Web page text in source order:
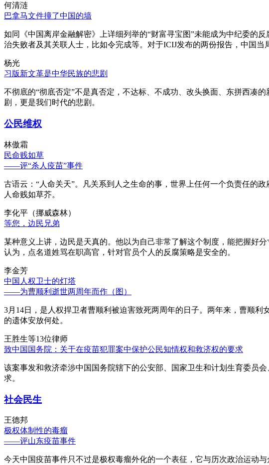
何清涟
巴拿马文件撞了中国的墙
如同《中国离岸金融解密》上详细列举的“财富寻宝图”未能成为中纪委的
治失败者及其关联人士，比如令完成等。对于ICIJ发布的两份报告，中国当
杨光
习版新文革是中华民族的悲剧
不彻底的“彻底否定”不是真否定，不达标、不成功、改头换面、东拼西凑
剧，更是我们时代的悲剧。
公民维权
林傲霜
民命贱如草
——评“杀人疫苗”事件
古语云：“人命关天”。凡关系到人之生命的事，世界上任何一个负责任的
人命贱如草芥。
李化平（挪威森林）
等您，边民兄弟
某种意义上讲，边民是天真的。他以为自己非常了解这个制度，能把握好
认为，点名道姓骂在职高官，针对官员个人的反腐策略是安全的。
李金芳
中国人权卫士的灯塔
——为曹顺利逝世两周年而作（图）
3月14日，是人权捍卫者曹顺利被迫害致死两周年的日子。两年来，曹顺
的遗体安放何处。
王胜生等13位律师
致中国国务院：关于在疫苗犯罪案中保护公民知情权和救济权的要求
该案事发和救济牵涉中国国务院辖下的公安部、国家卫生和计划生育委员
求。
社会民生
王德邦
极权体制性的毒瘤
——评山东疫苗事件
今天中国疫苗事件只不过是极权毒瘤外化的一个表征，它与历次政治运动